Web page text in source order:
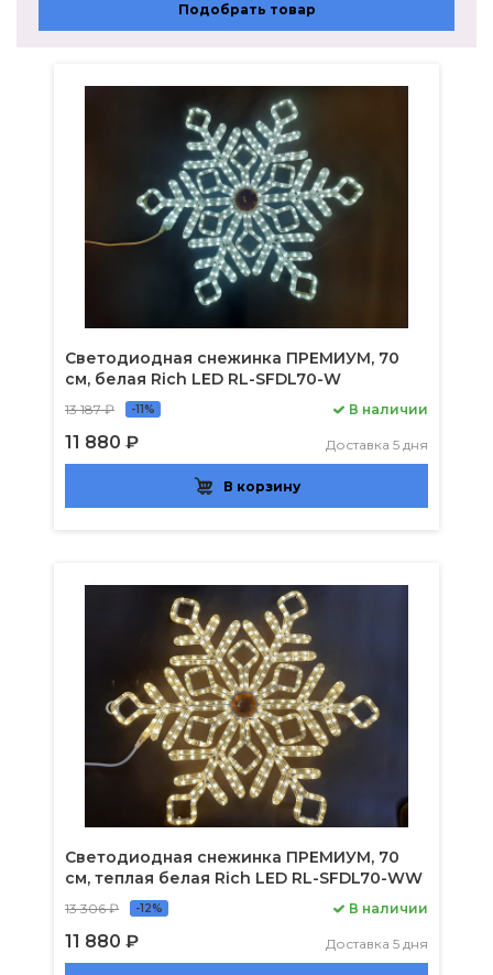
Подобрать товар
Светодиодная снежинка ПРЕМИУМ, 70
см, белая Rich LED RL-SFDL70-W
13 187 ₽ -11%
11 880 ₽
В наличии
Доставка 5 дня
В корзину
Светодиодная снежинка ПРЕМИУМ, 70
см, теплая белая Rich LED RL-SFDL70-WW
13 306 ₽ -12%
11 880 ₽
В наличии
Доставка 5 дня